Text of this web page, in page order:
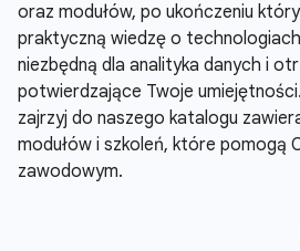
oraz modułów, po ukończeniu
praktyczną wiedzę o
niezbędną dla analityka danych i
potwierdzające Twoje
zajrzyj do naszego katalogu
modułów i szkoleń, które pomogą
zawodowym.